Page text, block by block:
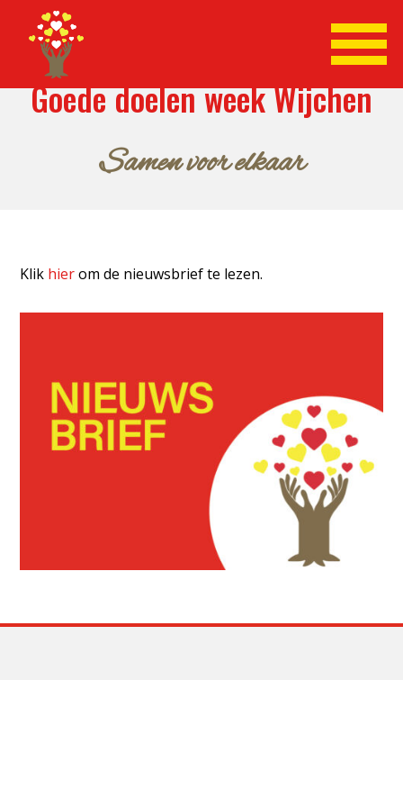
Goede doelen week Wijchen
Samen voor elkaar
Klik hierom de nieuwsbrief te lezen.